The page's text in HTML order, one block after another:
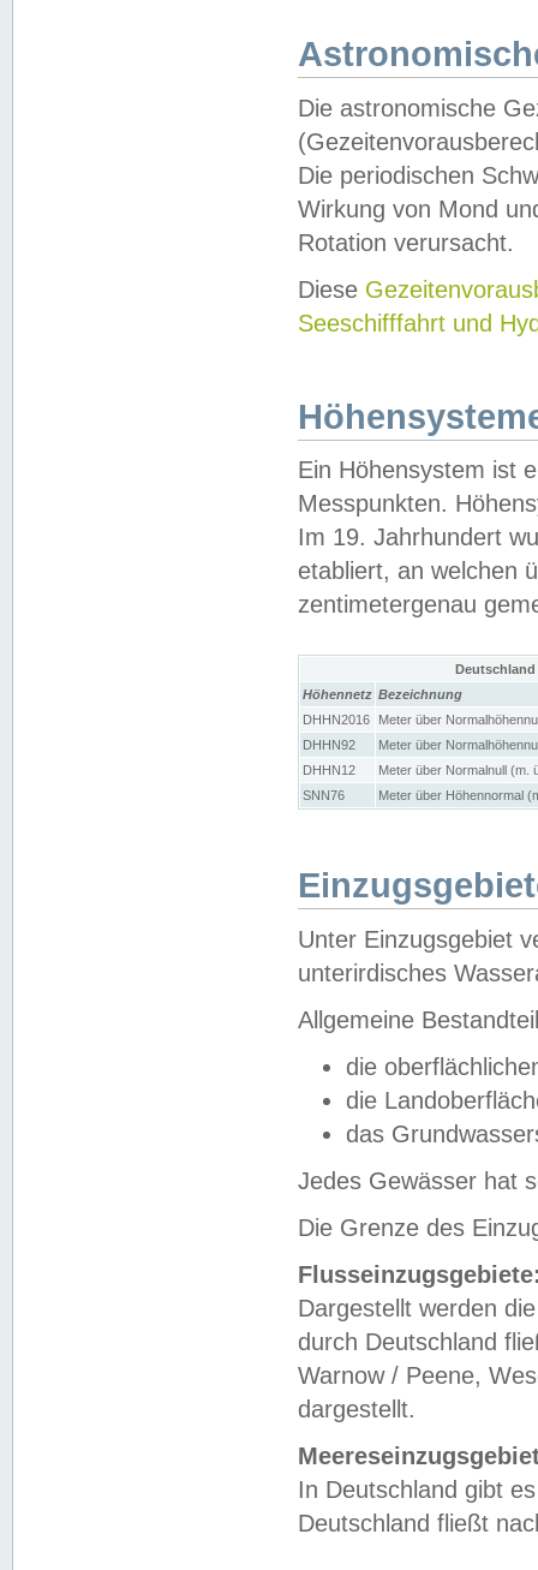
Die astronomische
Die periodischen
Wirkung von Mond
Rotation verursacht.
Diese
Seeschifffahrt und
Ein Höhensystem ist
Messpunkten.
Im 19. Jahrhundert
etabliert, an welchen
zentimetergenau
Höhennetz Bezeichnung
DHHN2016
Meter über
DHHN92
Meter über
DHHN12
Meter über Normalnull (m.
SNN76
Meter über Höhennormal
Unter Einzugsgebiet
unterirdisches
Allgemeine
die
die
das
Jedes Gewässer hat
Die Grenze des
Dargestellt werden
durch Deutschland
Warnow / Peene,
dargestellt.
In Deutschland gibt
Deutschland fließt